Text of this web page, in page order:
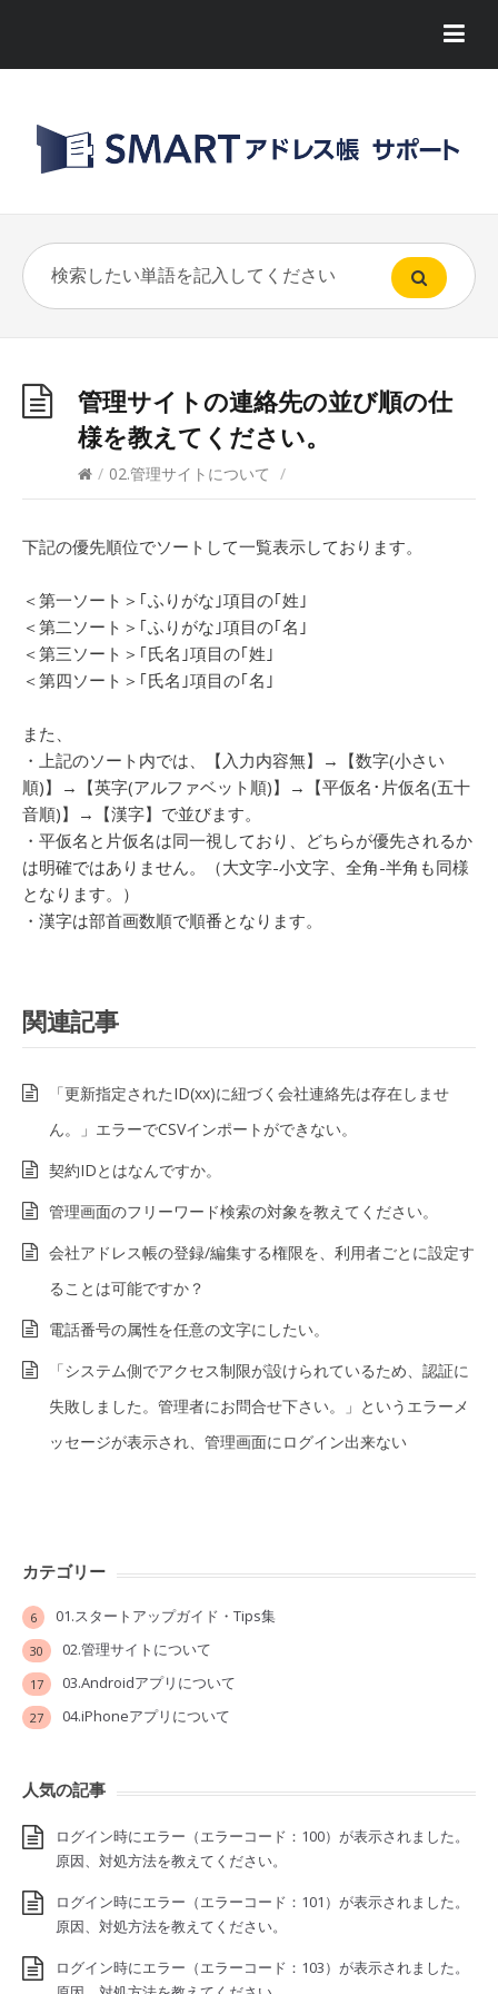
管理サイトの連絡先の並び順の仕
様を教えてください。
/ 02.管理サイトについて /
下記の優先順位でソートして一覧表示しております。
＜第一ソート＞｢ふりがな｣項目の｢姓｣
＜第二ソート＞｢ふりがな｣項目の｢名｣
＜第三ソート＞｢氏名｣項目の｢姓｣
＜第四ソート＞｢氏名｣項目の｢名｣
また、
・上記のソート内では、【入力内容無】→【数字(小さい
順)】→【英字(アルファベット順)】→【平仮名･片仮名(五十
音順)】→【漢字】で並びます。
・平仮名と片仮名は同一視しており、どちらが優先されるか
は明確ではありません。（大文字-小文字、全角-半角も同様
となります。）
・漢字は部首画数順で順番となります。
関連記事
「更新指定されたID(xx)に紐づく会社連絡先は存在しませ
ん。」エラーでCSVインポートができない。
契約IDとはなんですか。
管理画面のフリーワード検索の対象を教えてください。
会社アドレス帳の登録/編集する権限を、利用者ごとに設定す
ることは可能ですか？
電話番号の属性を任意の文字にしたい。
「システム側でアクセス制限が設けられているため、認証に
失敗しました。管理者にお問合せ下さい。」というエラーメ
ッセージが表示され、管理画面にログイン出来ない
カテゴリー
01.スタートアップガイド・Tips集
6
02.管理サイトについて
30
03.Androidアプリについて
17
04.iPhoneアプリについて
27
人気の記事
ログイン時にエラー（エラーコード：100）が表示されました。
原因、対処方法を教えてください。
ログイン時にエラー（エラーコード：101）が表示されました。
原因、対処方法を教えてください。
ログイン時にエラー（エラーコード：103）が表示されました。